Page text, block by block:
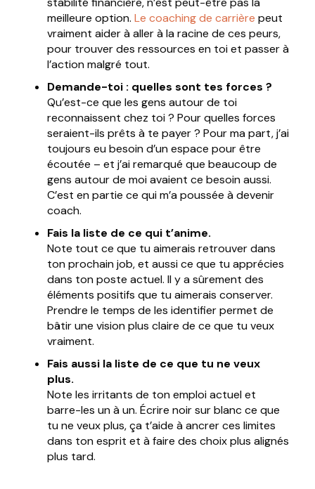
meilleure option. Le coaching de carrière peut
vraiment aider à aller à la racine de ces peurs,
pour trouver des ressources en toi et passer à
l’action malgré tout.
Demande-toi : quelles sont tes forces ?
Qu’est-ce que les gens autour de toi
reconnaissent chez toi ? Pour quelles forces
seraient-ils prêts à te payer ? Pour ma part, j’ai
toujours eu besoin d’un espace pour être
écoutée – et j’ai remarqué que beaucoup de
gens autour de moi avaient ce besoin aussi.
C’est en partie ce qui m’a poussée à devenir
coach.
Fais la liste de ce qui t’anime.
Note tout ce que tu aimerais retrouver dans
ton prochain job, et aussi ce que tu apprécies
dans ton poste actuel. Il y a sûrement des
éléments positifs que tu aimerais conserver.
Prendre le temps de les identifier permet de
bâtir une vision plus claire de ce que tu veux
vraiment.
Fais aussi la liste de ce que tu ne veux
plus.
Note les irritants de ton emploi actuel et
barre-les un à un. Écrire noir sur blanc ce que
tu ne veux plus, ça t’aide à ancrer ces limites
dans ton esprit et à faire des choix plus alignés
plus tard.